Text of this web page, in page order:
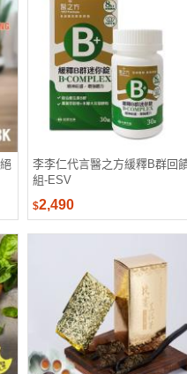
李李仁代言醫之方緩釋B群回
組-ESV
$2,490